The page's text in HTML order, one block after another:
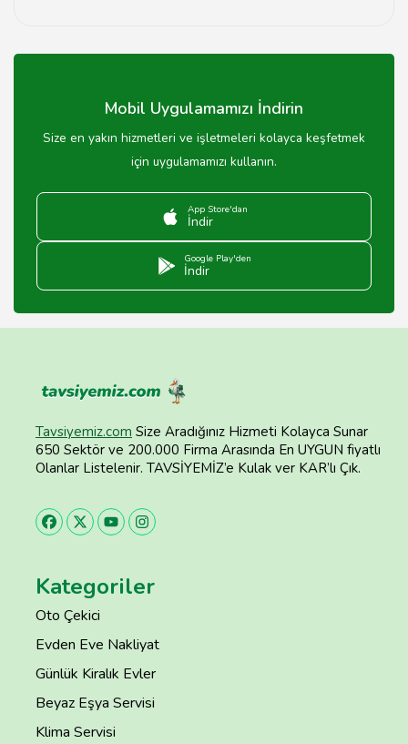
09:00'dan akşam 17:00'ye kadardır. Ancak, özel
Mobil Uygulamamızı İndirin
Size en yakın hizmetleri ve işletmeleri kolayca keşfetmek
için uygulamamızı kullanın.
App Store'dan
İndir
Google Play'den
İndir
Tavsiyemiz.com Size Aradığınız Hizmeti Kolayca Sunar
650 Sektör ve 200.000 Firma Arasında En UYGUN fiyatlı
Olanlar Listelenir. TAVSİYEMİZ’e Kulak ver KAR’lı Çık.
Kategoriler
Oto Çekici
Evden Eve Nakliyat
Günlük Kiralık Evler
Beyaz Eşya Servisi
Klima Servisi